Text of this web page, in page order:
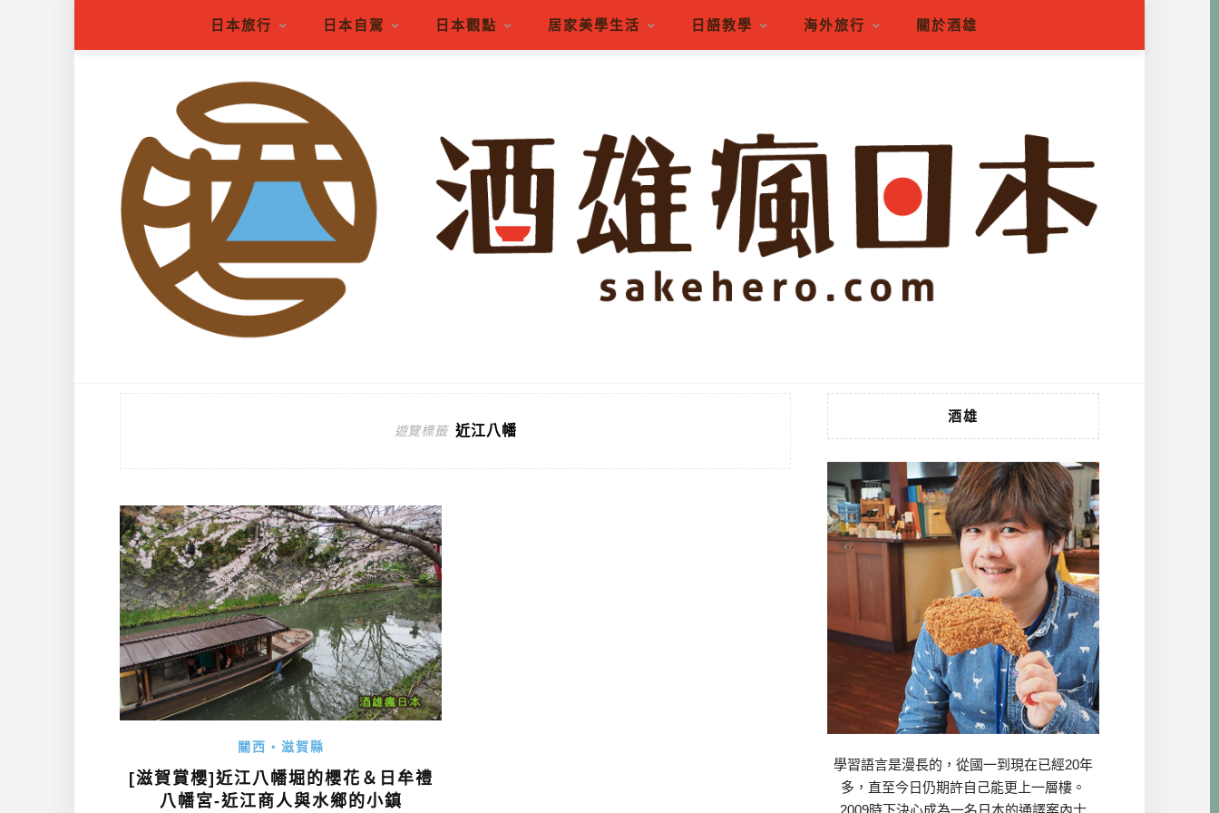
日本旅行 日本自駕 日本觀點 居家美學生活 日語教學 海外旅行 關於酒雄
遊覽標籤 近江八幡
關西・滋賀縣
[滋賀賞櫻]近江八幡堀的櫻花＆日牟禮
八幡宮-近江商人與水鄉的小鎮
酒雄
學習語言是漫長的，從國一到現在已經20年
多，直至今日仍期許自己能更上一層樓。
2009時下決心成為一名日本的通譯案內士